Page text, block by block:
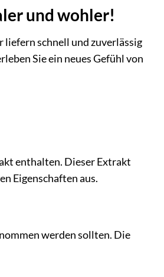
und wohler!
liefern schnell und zuverlässig
Sie ein neues Gefühl von
enthalten. Dieser Extrakt
Eigenschaften aus.
werden sollten. Die